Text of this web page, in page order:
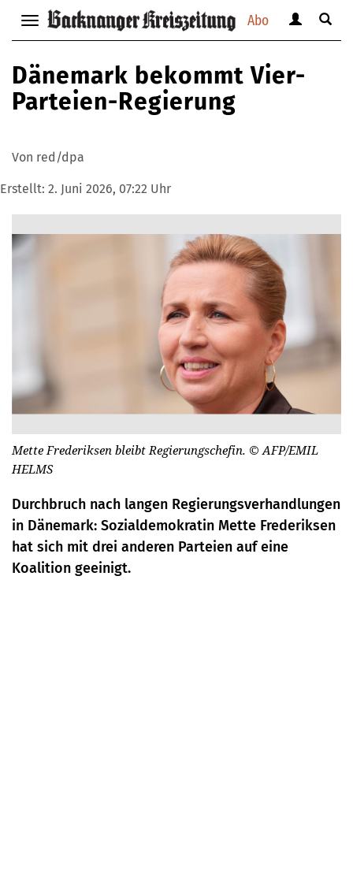
Abo
Navigation
anzeigen
bzw.
verbergen
anzeigen
verbergen
Suche
Dänemark bekommt Vier-
Parteien-Regierung
Von red/dpa
Erstellt: 2. Juni 2026, 07:22 Uhr
Mette Frederiksen bleibt Regierungschefin. © AFP/EMIL
HELMS
Durchbruch nach langen Regierungsverhandlungen
in Dänemark: Sozialdemokratin Mette Frederiksen
hat sich mit drei anderen Parteien auf eine
Koalition geeinigt.